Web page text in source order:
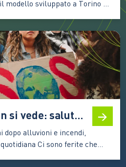
sviluppato a Torino è
Hackability ha trasformato
riconosciuto di innovazione
soluzioni per la
concreti delle persone,
La fatica che non si vede: salute mentale e disastri climatici
alluvioni e incendi,
Ci sono ferite che